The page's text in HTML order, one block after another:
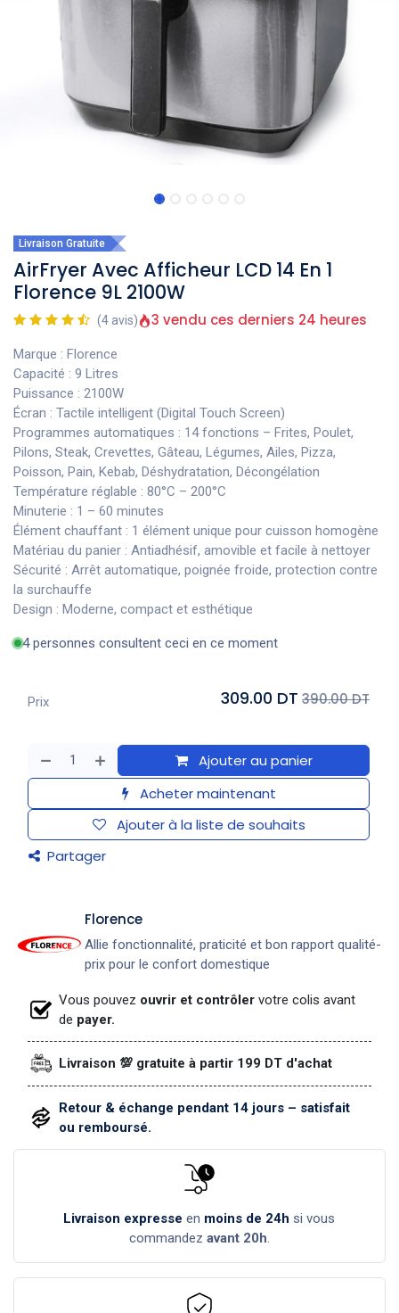
Livraison Gratuite
AirFryer Avec Afficheur LCD 14 En 1
Florence 9L 2100W
(4 avis) 3 vendu ces derniers 24 heures
Marque : Florence
Capacité : 9 Litres
Puissance : 2100W
Écran : Tactile intelligent (Digital Touch Screen)
Programmes automatiques : 14 fonctions – Frites, Poulet,
Pilons, Steak, Crevettes, Gâteau, Légumes, Ailes, Pizza,
Poisson, Pain, Kebab, Déshydratation, Décongélation
Température réglable : 80°C – 200°C
Minuterie : 1 – 60 minutes
Élément chauffant : 1 élément unique pour cuisson homogène
Matériau du panier : Antiadhésif, amovible et facile à nettoyer
Sécurité : Arrêt automatique, poignée froide, protection contre
la surchauffe
Design : Moderne, compact et esthétique
4 personnes consultent ceci en ce moment
Ajouter au panier
Acheter maintenant
Ajouter à la liste de souhaits
Partager
Prix 309.00 DT 390.00 DT
​Florence
Allie fonctionnalité, praticité et bon rapport qualité-
prix pour le confort domestique
Vous pouvez ouvrir et contrôler votre colis avant
de payer.
Livraison 💯 gratuite à partir 199 DT d'achat
Retour & échange pendant 14 jours – satisfait
ou remboursé.
Livraison expresse en moins de 24h si vous
commandez avant 20h.